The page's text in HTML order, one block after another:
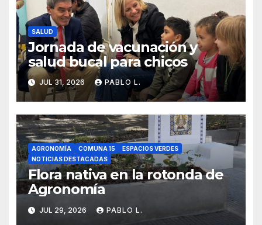
SALUD
Jornada de vacunación y
salud bucal para chicos
JUL 31, 2026 PABLO L.
AGRONOMÍA COMUNA 15
ESPACIOS VERDES
NOTICIAS DESTACADAS
Flora nativa en la rotonda de
Agronomía
JUL 29, 2026 PABLO L.